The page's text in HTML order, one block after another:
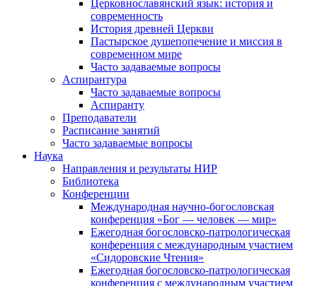
Церковнославянский язык: история и
современность
История древней Церкви
Пастырское душепопечение и миссия в
современном мире
Часто задаваемые вопросы
Аспирантура
Часто задаваемые вопросы
Аспиранту
Преподаватели
Расписание занятий
Часто задаваемые вопросы
Наука
Направления и результаты НИР
Библиотека
Конференции
Международная научно-богословская
конференция «Бог — человек — мир»
Ежегодная богословско-патрологическая
конференция с международным участием
«Сидоровские Чтения»
Ежегодная богословско-патрологическая
конференция с международным участием